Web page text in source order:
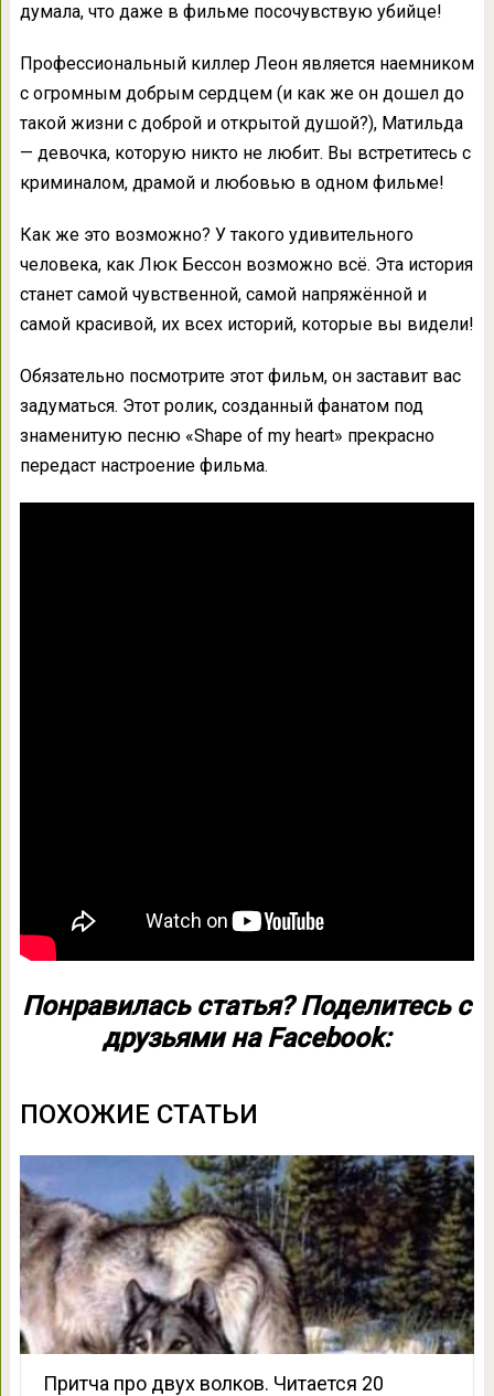
думала, что даже в фильме посочувствую убийце!
Профессиональный киллер Леон является наемником
с огромным добрым сердцем (и как же он дошел до
такой жизни с доброй и открытой душой?), Матильда
— девочка, которую никто не любит. Вы встретитесь с
криминалом, драмой и любовью в одном фильме!
Как же это возможно? У такого удивительного
человека, как Люк Бессон возможно всё. Эта история
станет самой чувственной, самой напряжённой и
самой красивой, их всех историй, которые вы видели!
Обязательно посмотрите этот фильм, он заставит вас
задуматься. Этот ролик, созданный фанатом под
знаменитую песню «Shаpe of my heart» прекрасно
передаст настроение фильма.
Понравилась статья? Поделитесь с
друзьями на Facebook:
ПОХОЖИЕ СТАТЬИ
Притча про двух волков. Читается 20